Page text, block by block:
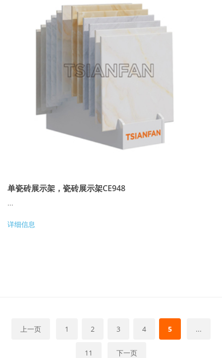
单瓷砖展示架，瓷砖展示架CE948
...
详细信息
上一页 1 2 3 4 5 ...
11 下一页